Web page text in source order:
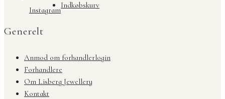
Instagram
Indkøbskurv
Generelt
Anmod om forhandlerlogin
Forhandlere
Om Lisberg Jewellery
Kontakt